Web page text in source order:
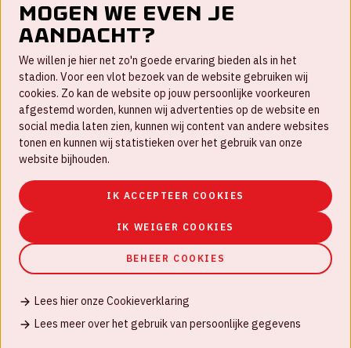
Werken bij
Disclaimer
Mogen we even je
aandacht?
We willen je hier net zo'n goede ervaring bieden als in het
stadion. Voor een vlot bezoek van de website gebruiken wij
cookies. Zo kan de website op jouw persoonlijke voorkeuren
afgestemd worden, kunnen wij advertenties op de website en
social media laten zien, kunnen wij content van andere websites
tonen en kunnen wij statistieken over het gebruik van onze
website bijhouden.
IK ACCEPTEER COOKIES
IK WEIGER COOKIES
BEHEER COOKIES
Lees hier onze Cookieverklaring
Lees meer over het gebruik van persoonlijke gegevens